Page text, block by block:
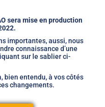
sera mise en production
importantes, aussi, nous
connaissance d’une
sur le sablier ci-
bien entendu, à vos côtés
changements.